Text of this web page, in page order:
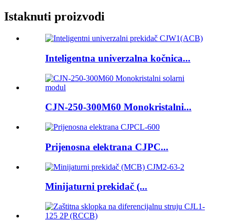
Istaknuti proizvodi
Inteligentna univerzalna kočnica...
CJN-250-300M60 Monokristalni...
Prijenosna elektrana CJPC...
Minijaturni prekidač (...